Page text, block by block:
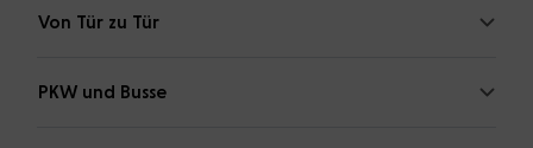
Von Tür zu Tür
PKW und Busse